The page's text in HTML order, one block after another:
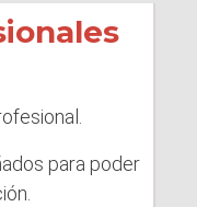
para poder